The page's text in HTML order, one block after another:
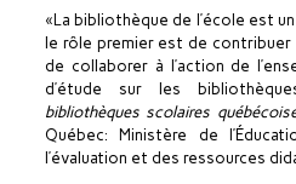
«La bibliothèque de l’école est
le rôle premier est de
de collaborer à l’action de
d’étude sur les
bibliothèques scolaires
Québec: Ministère de
l’évaluation et des ressources